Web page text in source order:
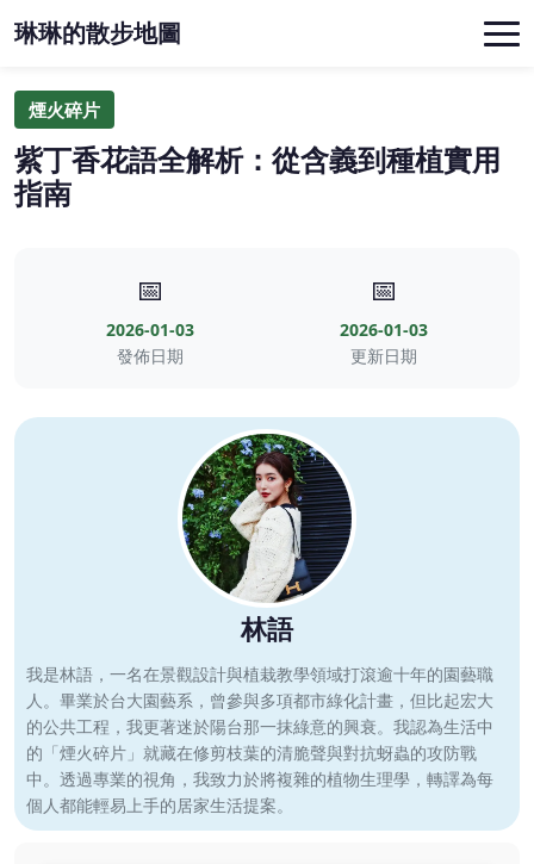
琳琳的散步地圖
煙火碎片
紫丁香花語全解析：從含義到種植實用
指南
📅
2026-01-03
發佈日期
📅
2026-01-03
更新日期
林語
我是林語，一名在景觀設計與植栽教學領域打滾逾十年的園藝職
人。畢業於台大園藝系，曾參與多項都市綠化計畫，但比起宏大
的公共工程，我更著迷於陽台那一抹綠意的興衰。我認為生活中
的「煙火碎片」就藏在修剪枝葉的清脆聲與對抗蚜蟲的攻防戰
中。透過專業的視角，我致力於將複雜的植物生理學，轉譯為每
個人都能輕易上手的居家生活提案。